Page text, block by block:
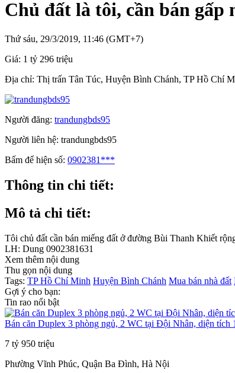
Chủ đất là tôi, cần bán
Thứ sáu, 29/3/2019, 11:46 (GMT+7)
Giá: 1 tỷ 296 triệu
Địa chỉ: Thị trấn Tân Túc, Huyện Bình Chánh, TP Hồ Chí
Người đăng: trandungbds95
Người liên hệ: trandungbds95
Bấm để hiện số: 0902381***
Thông tin chi tiết:
Mô tả chi tiết:
Tôi chủ đất cần bán miếng đất ở đường Bùi Thanh Khiết
LH: Dung 0902381631
Xem thêm nội dung
Thu gọn nội dung
Tags: TP Hồ Chí Minh Huyện Bình Chánh Mua bán nhà đất
Gợi ý cho bạn:
Tin rao nổi bật
Bán căn Duplex 3 phòng ngủ, 2 WC tại Đội Nhân, diện tích
7 tỷ 950 triệu
Phường Vĩnh Phúc, Quận Ba Đình, Hà Nội